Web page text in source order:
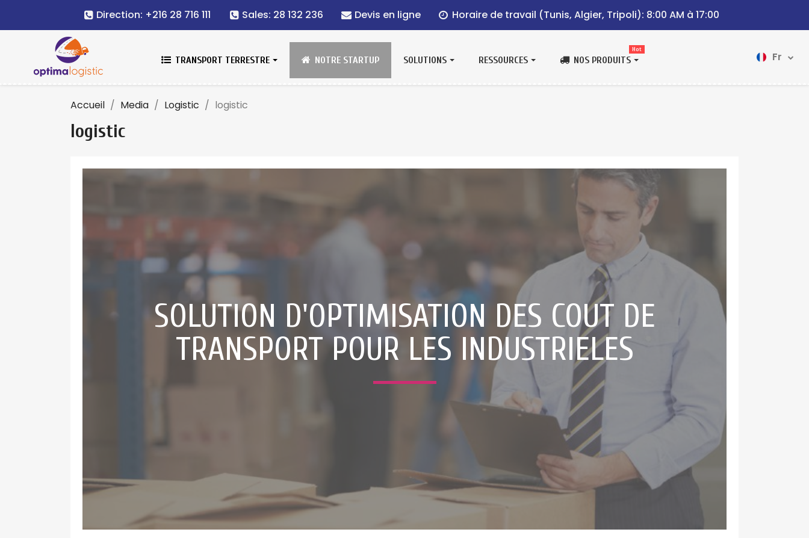
Direction: +216 28 716 111 Sales: 28 132 236 Devis en ligne Horaire de travail (Tunis, Algier, Tripoli): 8:00 AM à 17:00
TRANSPORT TERRESTRE NOTRE STARTUP SOLUTIONS RESSOURCES NOS PRODUITS
Hot
Fr
Accueil Media Logistic logistic
logistic
SOLUTION D'OPTIMISATION DES COUT DE
TRANSPORT POUR LES INDUSTRIELES